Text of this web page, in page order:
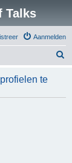
Talks
Aanmelden
k
te